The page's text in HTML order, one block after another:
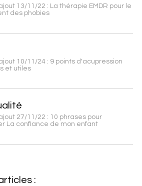
13/11/22 : La thérapie EMDR pour le
des phobies
10/11/24 : 9 points d'acupression
et utiles
27/11/22 : 10 phrases pour
La confiance de mon enfant
: